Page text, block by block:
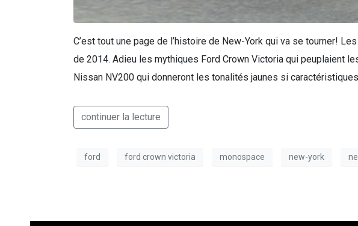
C’est tout une page de l’histoire de New-York qui va se tourner!
de 2014. Adieu les mythiques Ford Crown Victoria qui peuplaient
Nissan NV200 qui donneront les tonalités jaunes si
continuer la lecture
ford ford crown victoria monospace new-york